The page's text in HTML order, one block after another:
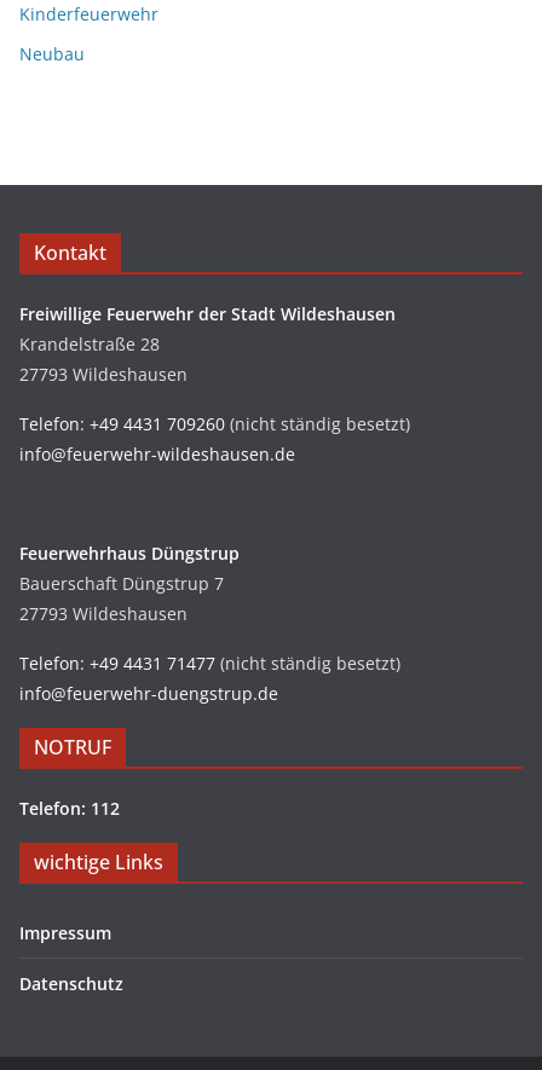
Kinderfeuerwehr
Neubau
Kontakt
Freiwillige Feuerwehr der Stadt Wildeshausen
Krandelstraße 28
27793 Wildeshausen
Telefon: +49 4431 709260 (nicht ständig besetzt)
info@feuerwehr-wildeshausen.de
Feuerwehrhaus Düngstrup
Bauerschaft Düngstrup 7
27793 Wildeshausen
Telefon: +49 4431 71477 (nicht ständig besetzt)
info@feuerwehr-duengstrup.de
NOTRUF
Telefon: 112
wichtige Links
Impressum
Datenschutz